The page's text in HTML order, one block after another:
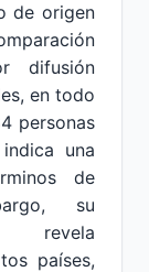
de origen
difusión
en todo
personas
una
de
su
revela
países,